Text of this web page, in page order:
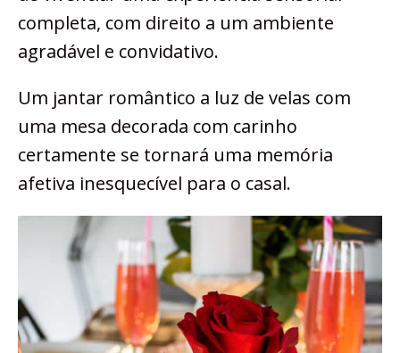
completa, com direito a um ambiente
agradável e convidativo.
Um jantar romântico a luz de velas com
uma mesa decorada com carinho
certamente se tornará uma memória
afetiva inesquecível para o casal.